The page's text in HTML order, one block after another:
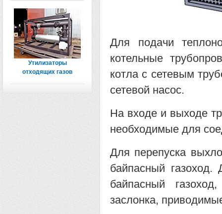
Для подачи
котельные
котла с сетевым
сетевой насос.
На входе и выходе
необходимые для
Для перепуска
байпасный газоход.
байпасный
заслонка,
Утилизаторы
отходящих газов